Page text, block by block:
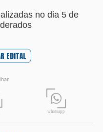
no dia 5 de
EDITAL
whatsapp